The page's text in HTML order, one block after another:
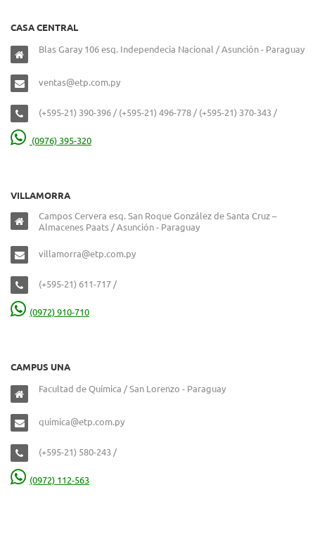
CASA CENTRAL
Blas Garay 106 esq. Independecia Nacional / Asunción - Paraguay
ventas@etp.com.py
(+595-21) 390-396 / (+595-21) 496-778 / (+595-21) 370-343 /
(0976) 395-320
VILLAMORRA
Campos Cervera esq. San Roque González de Santa Cruz –
Almacenes Paats / Asunción - Paraguay
villamorra@etp.com.py
(+595-21) 611-717 /
(0972) 910-710
CAMPUS UNA
Facultad de Química / San Lorenzo - Paraguay
quimica@etp.com.py
(+595-21) 580-243 /
(0972) 112-563